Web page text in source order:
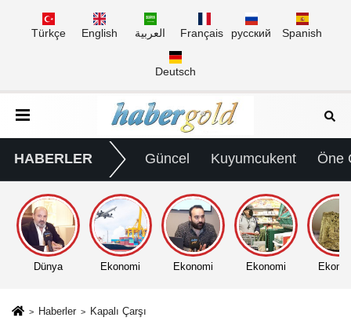
Türkçe English العربية Français русский Spanish
Deutsch
HABERLER Güncel Kuyumcukent Öne
Dünya Ekonomi Ekonomi Ekonomi
Haberler Kapalı Çarşı